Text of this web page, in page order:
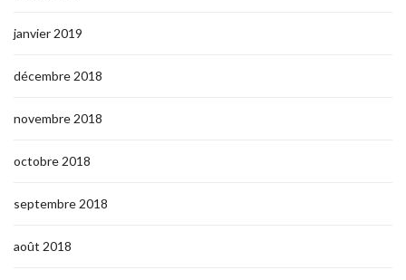
janvier 2019
décembre 2018
novembre 2018
octobre 2018
septembre 2018
août 2018